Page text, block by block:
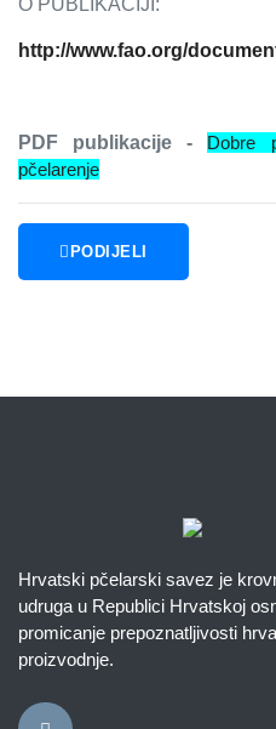
O PUBLIKACIJI:
http://www.fao.org/
PDF publikacije - Dobre
pčelarenje
PODIJELI
Hrvatski pčelarski savez je
udruga u Republici Hrvatskoj
promicanje prepoznatljivosti
proizvodnje.